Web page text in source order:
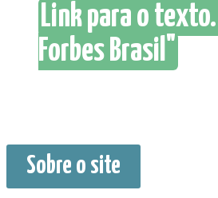
Link para o
Forbes Brasil"
Sobre o site